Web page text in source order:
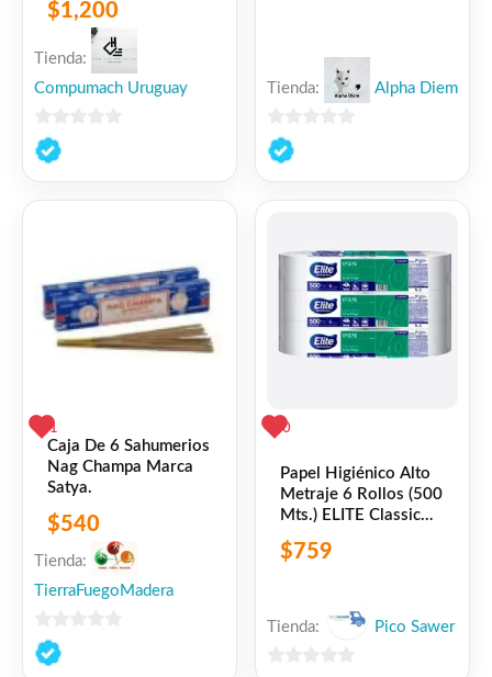
$1,200
Tienda:
Compumach Uruguay
0
de
Tienda: Alpha Diem
0
de
1
Caja De 6 Sahumerios
Nag Champa Marca
Satya.
$540
Tienda:
TierraFuegoMadera
0
de
0
Papel Higiénico Alto
Metraje 6 Rollos (500
Mts.) ELITE Classic
Eco
$759
Tienda: Pico Sawer